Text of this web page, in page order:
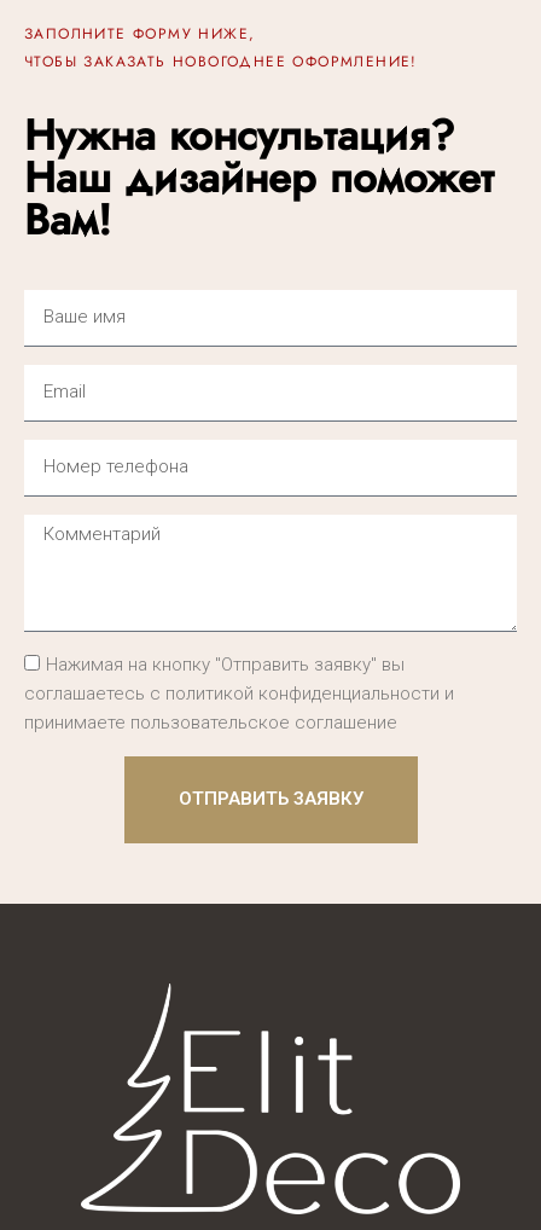
ЗАПОЛНИТЕ ФОРМУ НИЖЕ,
ЧТОБЫ ЗАКАЗАТЬ НОВОГОДНЕЕ ОФОРМЛЕНИЕ!
Нужна консультация?
Наш дизайнер поможет
Вам!
Нажимая на кнопку "Отправить заявку" вы
соглашаетесь с политикой конфиденциальности и
принимаете пользовательское соглашение
ОТПРАВИТЬ ЗАЯВКУ